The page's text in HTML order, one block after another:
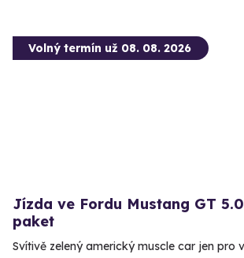
Volný termín už 08. 08. 2026
Jízda ve Fordu Mustang GT
paket
Svítivě zelený americký muscle car jen pro